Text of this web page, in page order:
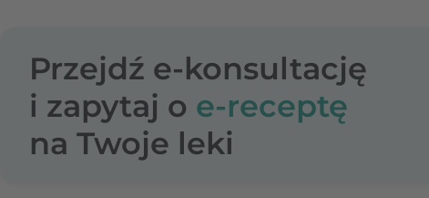
Przejdź e-konsultację
i zapytaj o e-receptę
na Twoje leki